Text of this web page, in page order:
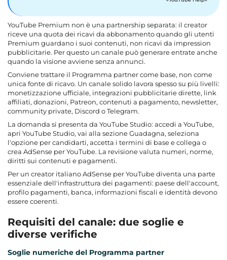
YouTube Premium non è una partnership separata: il creator
riceve una quota dei ricavi da abbonamento quando gli utenti
Premium guardano i suoi contenuti, non ricavi da impression
pubblicitarie. Per questo un canale può generare entrate anche
quando la visione avviene senza annunci.
Conviene trattare il Programma partner come base, non come
unica fonte di ricavo. Un canale solido lavora spesso su più livelli:
monetizzazione ufficiale, integrazioni pubblicitarie dirette, link
affiliati, donazioni, Patreon, contenuti a pagamento, newsletter,
community private, Discord o Telegram.
La domanda si presenta da YouTube Studio: accedi a YouTube,
apri YouTube Studio, vai alla sezione Guadagna, seleziona
l'opzione per candidarti, accetta i termini di base e collega o
crea AdSense per YouTube. La revisione valuta numeri, norme,
diritti sui contenuti e pagamenti.
Per un creator italiano AdSense per YouTube diventa una parte
essenziale dell'infrastruttura dei pagamenti: paese dell'account,
profilo pagamenti, banca, informazioni fiscali e identità devono
essere coerenti.
Requisiti del canale: due soglie e
diverse verifiche
Soglie numeriche del Programma partner